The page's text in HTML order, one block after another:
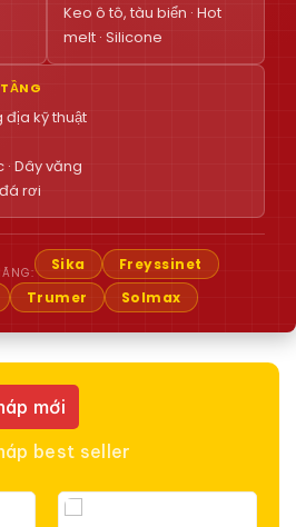
Keo ô tô, tàu biển · Hot
melt · Silicone
địa kỹ thuật
Dây văng
rơi
Sika
Freyssinet
Trumer Solmax
mới
best seller